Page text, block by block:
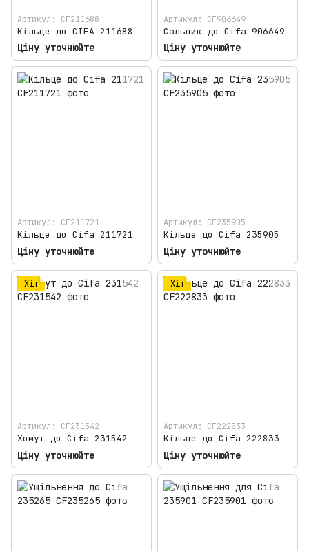
Артикул: CF211688
Кільце до CIFA 211688
Ціну уточнюйте
Артикул: CF906649
Сальник до Cifa 906649
Ціну уточнюйте
Артикул: CF211721
Кільце до Cifa 211721
Ціну уточнюйте
Артикул: CF235905
Кільце до Cifa 235905
Ціну уточнюйте
Хіт
Артикул: CF231542
Хомут до Cifa 231542
Ціну уточнюйте
Хіт
Артикул: CF222833
Кільце до Cifa 222833
Ціну уточнюйте